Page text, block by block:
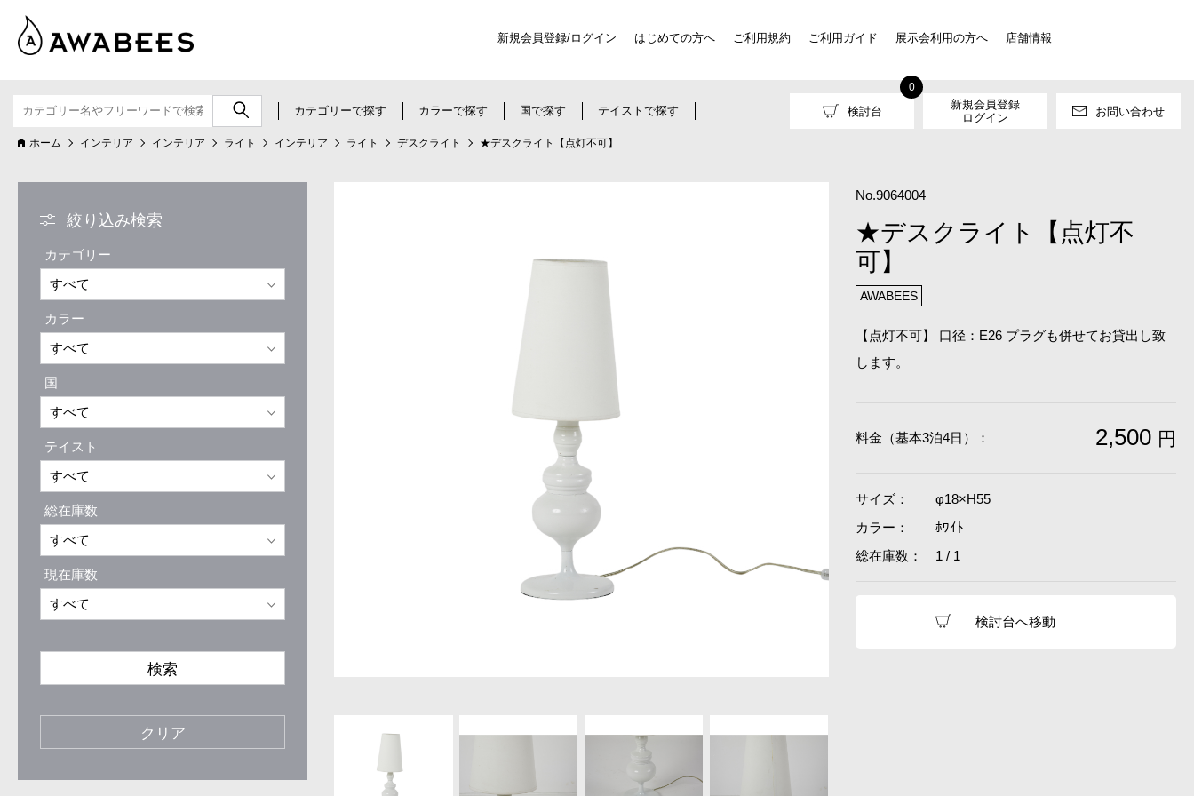
新規会員登録/ログイン はじめての方へ ご利用規約 ご利用ガイド 展示会利用の方へ 店舗情報
カテゴリーで探す カラーで探す 国で探す テイストで探す 検討台
0
新規会員登録
ログイン
お問い合わせ
ホーム インテリア インテリア ライト インテリア ライト デスクライト ★デスクライト【点灯不可】
絞り込み検索
カテゴリー
カラー
国
テイスト
総在庫数
現在庫数
検索
No.9064004
★デスクライト【点灯不
可】
AWABEES
【点灯不可】 口径：E26 プラグも併せてお貸出し致
します。
料金（基本3泊4日）： 2,500 円
サイズ：
φ18×H55
カラー：
ﾎﾜｲﾄ
総在庫数：
1 / 1
検討台へ移動